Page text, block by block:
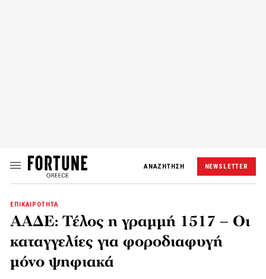
ΑΝΑΖΗΤΗΣΗ NEWSLETTER
ΕΠΙΚΑΙΡΟΤΗΤΑ
ΑΑΔΕ: Τέλος η γραμμή 1517 – Οι
καταγγελίες για φοροδιαφυγή
μόνο ψηφιακά